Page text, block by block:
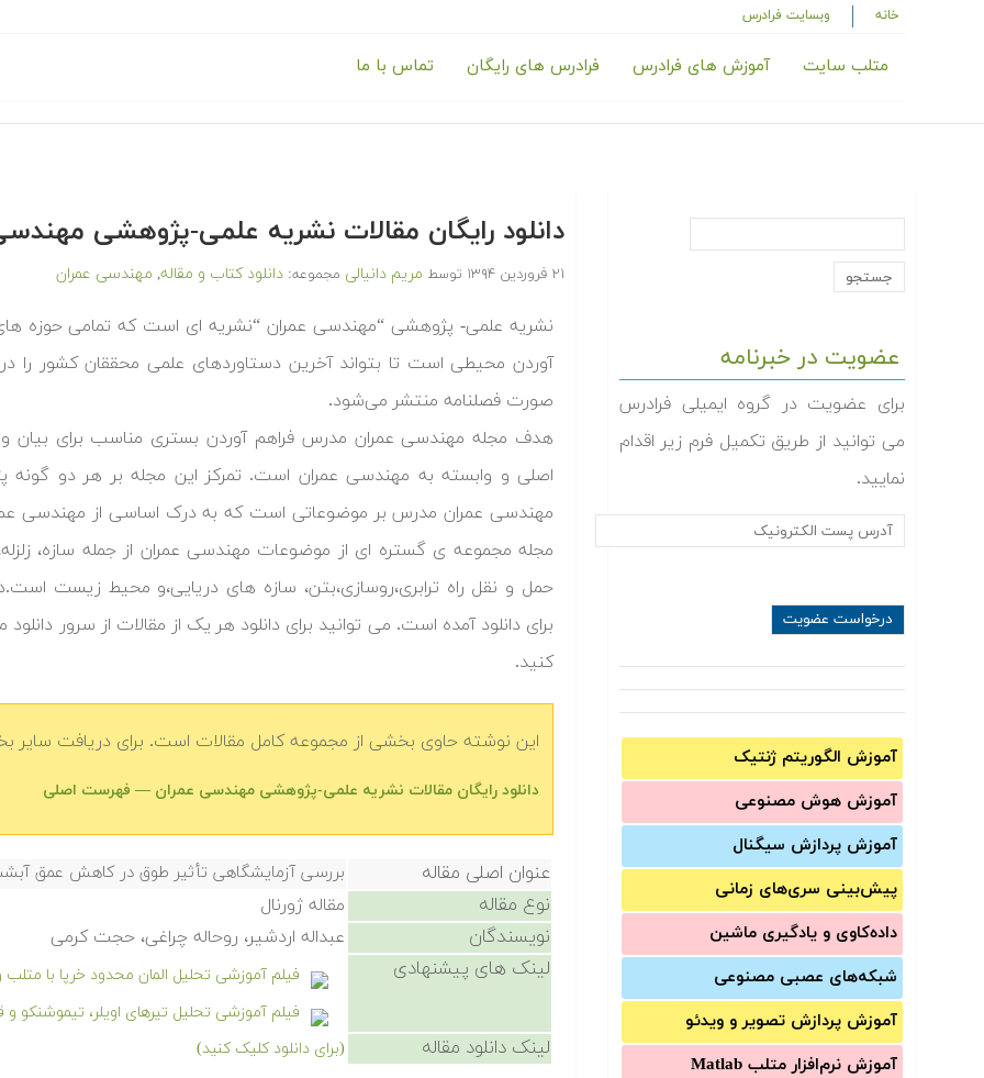
خانه وبسایت فرادرس
متلب سایت آموزش های فرادرس فرادرس های رایگان تماس با ما
عضویت در خبرنامه
برای عضویت در گروه ایمیلی فرادرس
می توانید از طریق تکمیل فرم زیر اقدام
نمایید.
آموزش الگوریتم ژنتیک
آموزش‌ هوش مصنوعی
آموزش‌ پردازش سیگنال
پیش‌‌بینی سری‌‌های زمانی
داده‌کاوی و یادگیری ماشین
شبکه‌های عصبی مصنوعی
آموزش‌ پردازش تصویر و ویدئو
آموزش‌ نرم‌افزار متلب Matlab
دانلود رایگان مقالات نشریه علمی-پژوهشی
۲۱ فروردین ۱۳۹۴ توسط مریم دانیالی مجموعه: دانلود کتاب و مقاله, مهندسی عمران
نشریه علمی- پژوهشی “مهندسی عمران “نشریه ای است که تمامی
آوردن محیطی است تا بتواند آخرین دستاوردهای علمی محققان کشور را
صورت فصلنامه منتشر می‌شود.
هدف مجله مهندسی عمران مدرس فراهم آوردن بستری مناسب برای بیان
اصلی و وابسته به مهندسی عمران است. تمرکز این مجله بر هر دو
مهندسی عمران مدرس بر موضوعاتی است که به درک اساسی از مهندسی
مجله مجموعه ی گستره ای از موضوعات مهندسی عمران از جمله سازه،
حمل و نقل راه ترابری،روسازی،بتن، سازه های دریایی،و محیط زیست
برای دانلود آمده است. می توانید برای دانلود هر یک از مقالات از سرور
کنید.
این نوشته حاوی بخشی از مجموعه کامل مقالات است. برای دریافت سایر
دانلود رایگان مقالات نشریه علمی-پژوهشی مهندسی عمران — فهرست اصلی
عنوان اصلی مقاله بررسی آزمایشگاهی تأثیر طوق در کاهش عمق
نوع مقاله مقاله ژورنال
نویسندگان عبداله اردشیر، روحاله چراغی، حجت کرمی
لینک های پیشنهادی
فیلم آموزشی تحلیل المان محدود خرپا با
فیلم آموزشی تحلیل تیرهای اویلر،
لینک دانلود مقاله (برای دانلود کلیک کنید)